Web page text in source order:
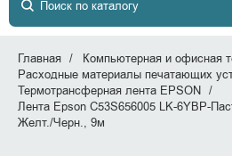
Главная
Компьютерная и офисная
Расходные материалы печатающих
Термотрансферная лента EPSON
Лента Epson C53S656005 LK-6YBP-
Желт./Черн., 9м